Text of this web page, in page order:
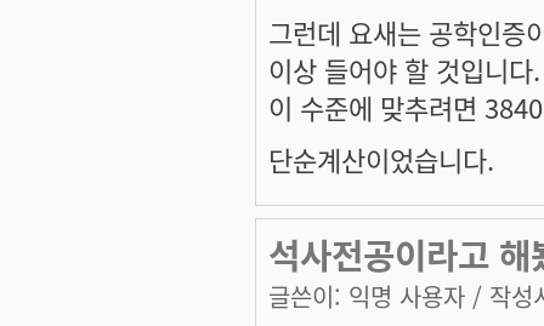
그런데 요새는 공학인증
이상 들어야 할 것입니다.
이 수준에 맞추려면
단순계산이었습니다.
석사전공이라고
글쓴이: 익명 사용자 / 작성